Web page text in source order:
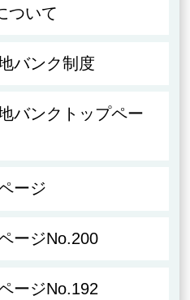
ついて
バンク制度
バンクトップペー
ージ
ージNo.200
ージNo.192